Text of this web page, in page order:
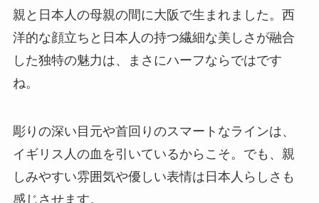
親と日本人の母親の間に大阪で生まれました。西
洋的な顔立ちと日本人の持つ繊細な美しさが融合
した独特の魅力は、まさにハーフならではです
ね。
彫りの深い目元や首回りのスマートなラインは、
イギリス人の血を引いているからこそ。でも、親
しみやすい雰囲気や優しい表情は日本人らしさも
感じさせます。